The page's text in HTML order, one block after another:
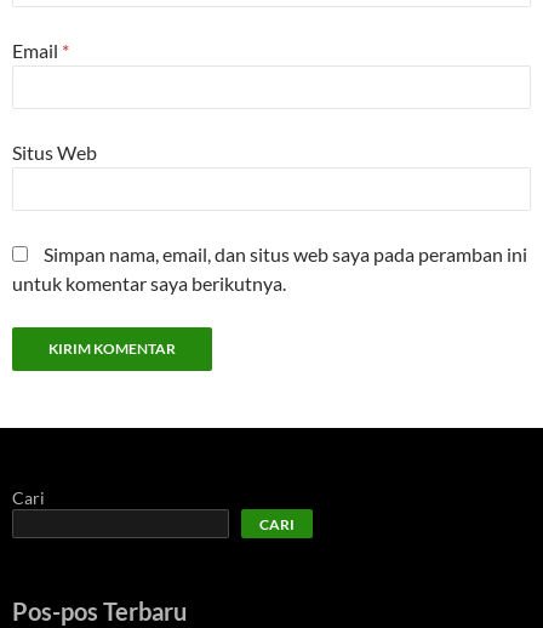
Email *
Situs Web
Simpan nama, email, dan situs web saya pada peramban ini
untuk komentar saya berikutnya.
Cari
CARI
Pos-pos Terbaru